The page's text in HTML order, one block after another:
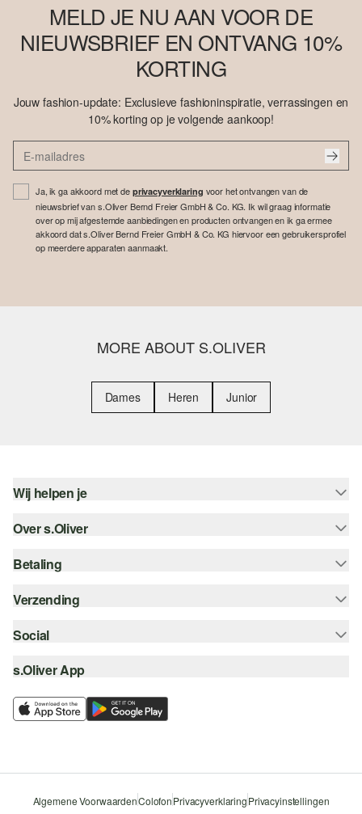
MELD JE NU AAN VOOR DE
NIEUWSBRIEF EN ONTVANG 10%
KORTING
Jouw fashion-update: Exclusieve fashioninspiratie, verrassingen en
10% korting op je volgende aankoop!
Ja, ik ga akkoord met de privacyverklaring voor het ontvangen van de
nieuwsbrief van s.Oliver Bernd Freier GmbH & Co. KG. Ik wil graag informatie
over op mij afgestemde aanbiedingen en producten ontvangen en ik ga ermee
akkoord dat s.Oliver Bernd Freier GmbH & Co. KG hiervoor een gebruikersprofiel
op meerdere apparaten aanmaakt.
MORE ABOUT S.OLIVER
Dames Heren Junior
Wij helpen je
Help - FAQ
Top categorieën
Over s.Oliver
Nieuwsbrief
Verlanglijstje
Duurzaamheid
Betaling
Koop op rekening
Klarna
Verzending
Track & Trace
Post NL
Social
instagram
facebook
s.Oliver App
Algemene VoorwaardenColofonPrivacyverklaringPrivacyinstellingen